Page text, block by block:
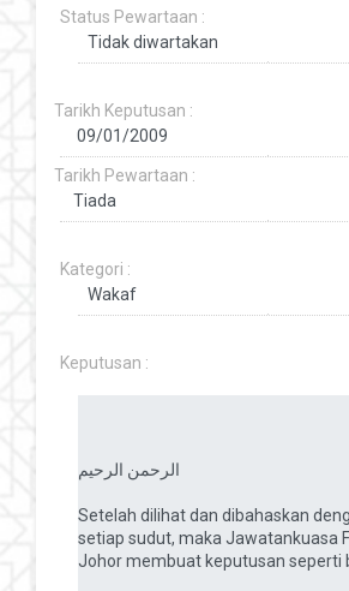
Status Pewartaan :
Tarikh Keputusan :
Tarikh Pewartaan :
Kategori :
Keputusan :